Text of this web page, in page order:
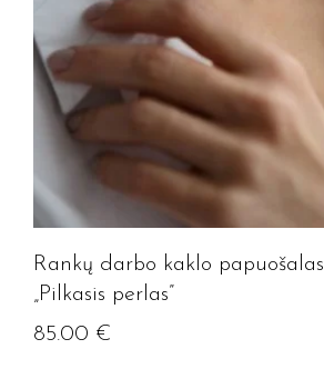
Rankų darbo kaklo papuošalas
„Pilkasis perlas”
85.00 €